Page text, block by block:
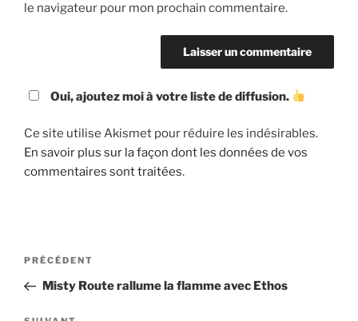
le navigateur pour mon prochain commentaire.
Oui, ajoutez moi à votre liste de diffusion.
Ce site utilise Akismet pour réduire les indésirables.
En savoir plus sur la façon dont les données de vos
commentaires sont traitées.
Navigation
l’article
Article
précédent
PRÉCÉDENT
Misty Route rallume la flamme avec Ethos